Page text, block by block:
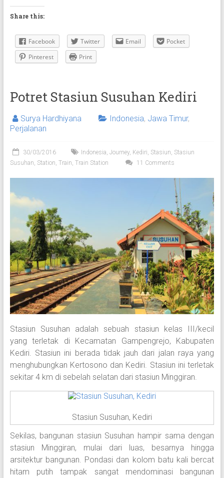
Share this:
Facebook Twitter Email
Pocket
Pinterest
Print
Potret Stasiun Susuhan Kediri
Surya Hardhiyana Indonesia, Jawa Timur,
Perjalanan
30/03/2016 Indonesia Journey, Kediri Stasiun Stasiun
Susuhan Station Train Train Station 11 Comments
Stasiun Susuhan adalah sebuah stasiun kelas III/kecil
yang terletak di Kecamatan Gampengrejo, Kabupaten
Kediri. Stasiun ini berada tidak jauh dari jalan raya yang
menghubungkan Kertosono dan Kediri. Stasiun ini terletak
sekitar 4 km di sebelah selatan dari stasiun Minggiran.
Stasiun Susuhan, Kediri
Sekilas, bangunan stasiun Susuhan hampir sama dengan
stasiun Minggiran, mulai dari luas, besarnya hingga
arsitektur bangunan. Pondasi dan kolom batu kali bercat
hitam putih tampak sangat mendominasi bangunan